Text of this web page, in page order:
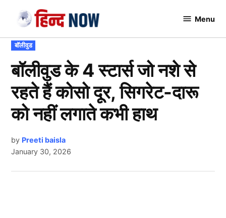
content
Menu
POSTED
IN
बॉलीवुड
बॉलीवुड के 4 स्टार्स जो नशे से
रहते हैं कोसो दूर, सिगरेट-दारू
को नहीं लगाते कभी हाथ
by Preeti baisla
January 30, 2026